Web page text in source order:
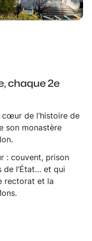
chaque 2e
de l’histoire de
son monastère
: couvent, prison
de l’État… et qui
rectorat et la